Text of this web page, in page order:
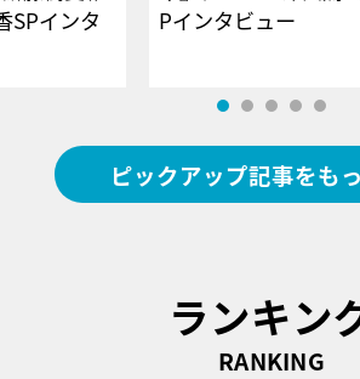
SPインタ
Pインタビュ
ピックアップ記事をも
ランキン
RANKING